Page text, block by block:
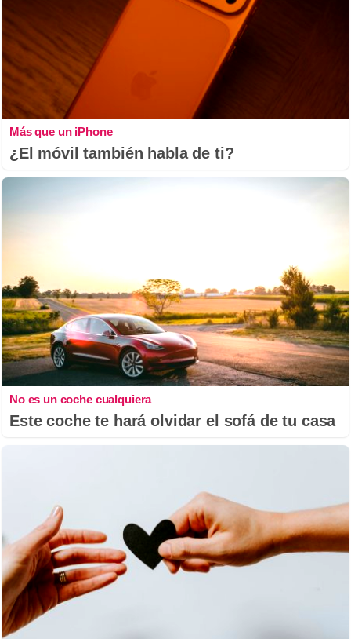
Más que un iPhone
¿El móvil también habla de ti?
No es un coche cualquiera
Este coche te hará olvidar el sofá de tu casa